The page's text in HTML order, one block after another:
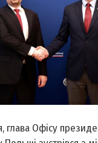
глава Офісу